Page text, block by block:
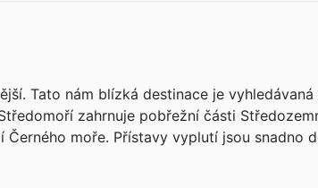
Tato nám blízká destinace je
zahrnuje pobřežní části
Černého moře. Přístavy vyplutí jsou snadno